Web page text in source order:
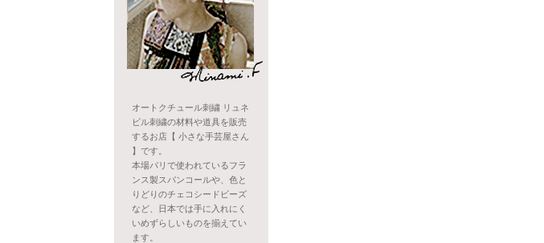
オートクチュール刺繍 リュネ
ビル刺繍の材料や道具を販売
するお店【 小さな手芸屋さん
】です。
本場パリで使われているフラ
ンス製スパンコールや、色と
りどりのチェコシードビーズ
など、日本では手に入れにく
いめずらしいものを揃えてい
ます。